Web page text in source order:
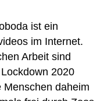
ist ein
im Internet.
Arbeit sind
2020
daheim